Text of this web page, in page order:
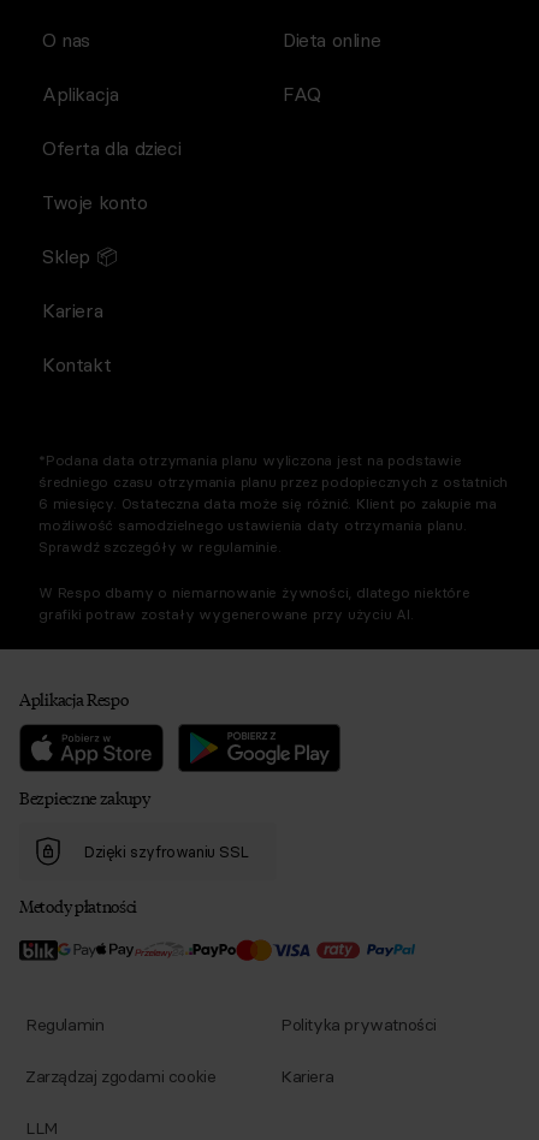
O nas
Aplikacja
Dieta online
FAQ
Oferta dla dzieci
Twoje konto
Sklep 📦
Kariera
Kontakt
*Podana data otrzymania planu wyliczona jest na podstawie
średniego czasu otrzymania planu przez podopiecznych z ostatnich
6 miesięcy. Ostateczna data może się różnić. Klient po zakupie ma
możliwość samodzielnego ustawienia daty otrzymania planu.
Sprawdź szczegóły w regulaminie.
W Respo dbamy o niemarnowanie żywności, dlatego niektóre
grafiki potraw zostały wygenerowane przy użyciu AI.
Aplikacja Respo
Bezpieczne zakupy
Dzięki szyfrowaniu SSL
Metody płatności
Regulamin Polityka prywatności
Zarządzaj zgodami cookie Kariera
LLM